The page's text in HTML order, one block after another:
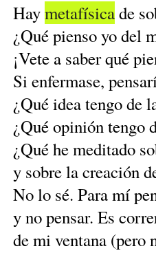
Haymetafísicade
¿Qué pienso yo del
¡Vete a saber qué
Si enfermase,
¿Qué idea tengo de
¿Qué opinión tengo
¿Qué he meditado
y sobre la creación
No lo sé. Para mí
y no pensar. Es
de mi ventana (pero